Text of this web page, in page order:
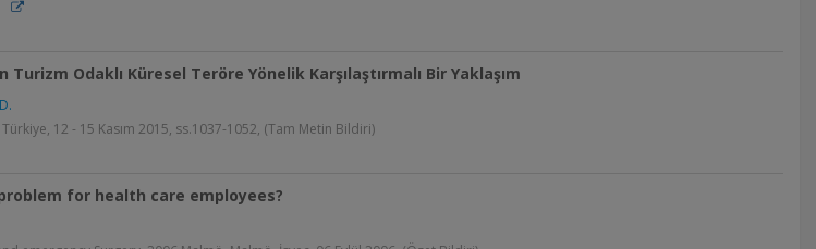
Turizm Odaklı Küresel Teröre Yönelik Karşılaştırmalı Bir Yaklaşım
12 - 15 Kasım 2015, ss.1037-1052, (Tam Metin Bildiri)
for health care employees?